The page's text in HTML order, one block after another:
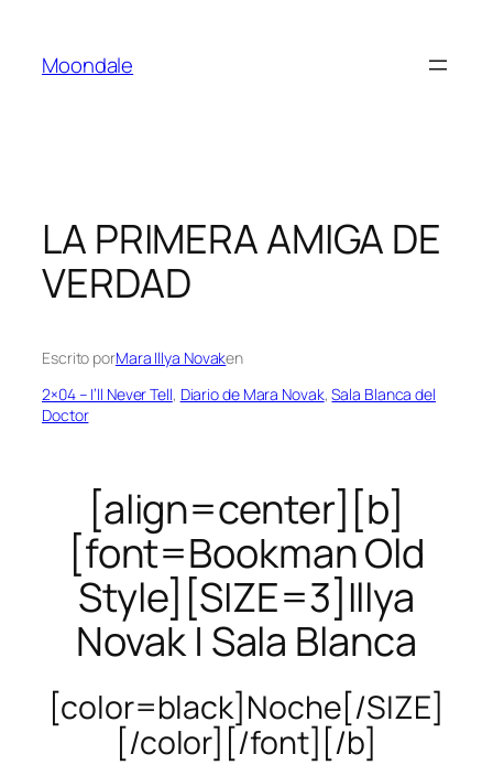
contenido
Moondale
LA PRIMERA AMIGA DE
VERDAD
Escrito porMara Illya Novaken
2×04 – I’ll Never Tell, Diario de Mara Novak, Sala Blanca del
Doctor
[align=center][b]
[font=Bookman Old
Style][SIZE=3]Illya
Novak | Sala Blanca
[color=black]Noche[/SIZE]
[/color][/font][/b]